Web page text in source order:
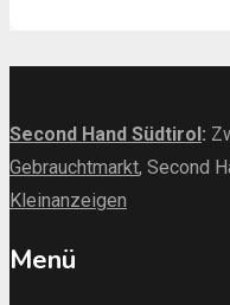
Second Hand Südtirol:
Gebrauchtmarkt, Second
Kleinanzeigen
Menü